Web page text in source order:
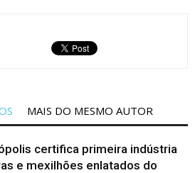
MAIS DO MESMO AUTOR
certifica primeira indústria
e mexilhões enlatados do